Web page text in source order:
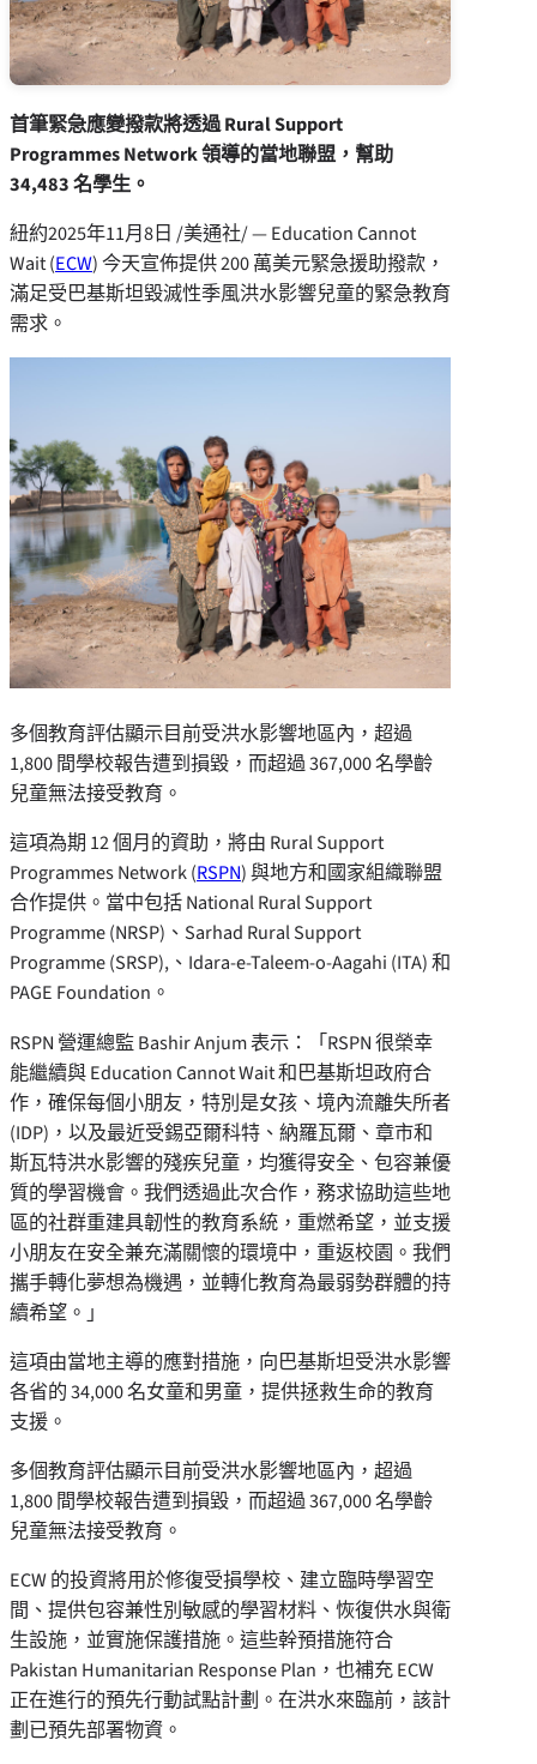
首筆緊急應變撥款將透過 Rural Support
Programmes Network 領導的當地聯盟，幫助
34,483 名學生。
紐約2025年11月8日 /美通社/ — Education Cannot
Wait (ECW) 今天宣佈提供 200 萬美元緊急援助撥款，
滿足受巴基斯坦毀滅性季風洪水影響兒童的緊急教育
需求。
多個教育評估顯示目前受洪水影響地區內，超過
1,800 間學校報告遭到損毀，而超過 367,000 名學齡
兒童無法接受教育。
這項為期 12 個月的資助，將由 Rural Support
Programmes Network (RSPN) 與地方和國家組織聯盟
合作提供。當中包括 National Rural Support
Programme (NRSP)、Sarhad Rural Support
Programme (SRSP),、Idara-e-Taleem-o-Aagahi (ITA) 和
PAGE Foundation。
RSPN 營運總監Bashir Anjum表示：「RSPN 很榮幸
能繼續與 Education Cannot Wait 和巴基斯坦政府合
作，確保每個小朋友，特別是女孩、境內流離失所者
(IDP)，以及最近受錫亞爾科特、納羅瓦爾、章市和
斯瓦特洪水影響的殘疾兒童，均獲得安全、包容兼優
質的學習機會。我們透過此次合作，務求協助這些地
區的社群重建具韌性的教育系統，重燃希望，並支援
小朋友在安全兼充滿關懷的環境中，重返校園。我們
攜手轉化夢想為機遇，並轉化教育為最弱勢群體的持
續希望。」
這項由當地主導的應對措施，向巴基斯坦受洪水影響
各省的 34,000 名女童和男童，提供拯救生命的教育
支援。
多個教育評估顯示目前受洪水影響地區內，超過
1,800 間學校報告遭到損毀，而超過 367,000 名學齡
兒童無法接受教育。
ECW 的投資將用於修復受損學校、建立臨時學習空
間、提供包容兼性別敏感的學習材料、恢復供水與衛
生設施，並實施保護措施。這些幹預措施符合
Pakistan Humanitarian Response Plan，也補充 ECW
正在進行的預先行動試點計劃。在洪水來臨前，該計
劃已預先部署物資。